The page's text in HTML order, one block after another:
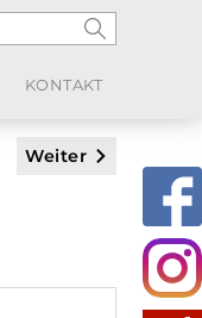
KONTAKT
Weiter